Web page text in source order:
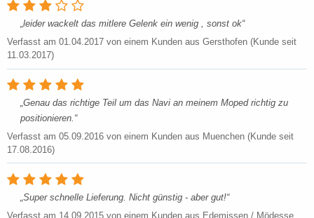
leider wackelt das mitlere Gelenk ein wenig , sonst ok
Verfasst am 01.04.2017 von einem Kunden aus Gersthofen (Kunde seit
11.03.2017)
Genau das richtige Teil um das Navi an meinem Moped richtig zu
positionieren.
Verfasst am 05.09.2016 von einem Kunden aus Muenchen (Kunde seit
17.08.2016)
Super schnelle Lieferung. Nicht günstig - aber gut!
Verfasst am 14.09.2015 von einem Kunden aus Edemissen / Mödesse